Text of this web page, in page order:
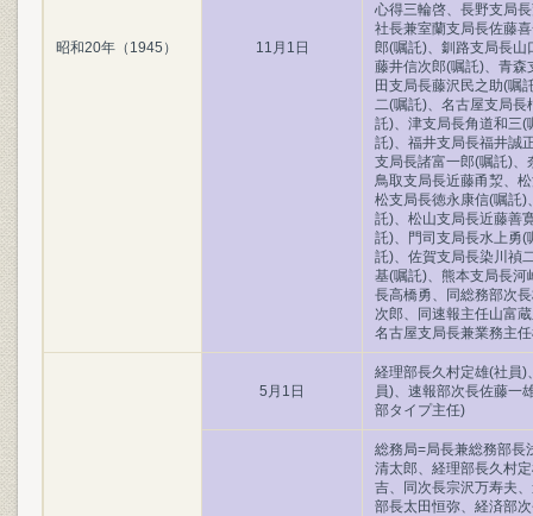
昭和20年（1945） 11月1日
心得三輪啓、長野支局
社長兼室蘭支局長佐藤
郎(嘱託)、釧路支局長
藤井信次郎(嘱託)、青森
田支局長藤沢民之助(嘱
二(嘱託)、名古屋支局長
託)、津支局長角道和三(
託)、福井支局長福井誠
支局長諸富一郎(嘱託)、
鳥取支局長近藤甬洯、
松支局長徳永康信(嘱託)
託)、松山支局長近藤善
託)、門司支局長水上勇(
託)、佐賀支局長染川禎
基(嘱託)、熊本支局長河
長高橋勇、同総務部次
次郎、同速報主任山富
名古屋支局長兼業務主
5月1日
経理部長久村定雄(社員)
員)、速報部次長佐藤一
部タイプ主任)
総務局=局長兼総務部長
清太郎、経理部長久村
吉、同次長宗沢万寿夫
部長太田恒弥、経済部